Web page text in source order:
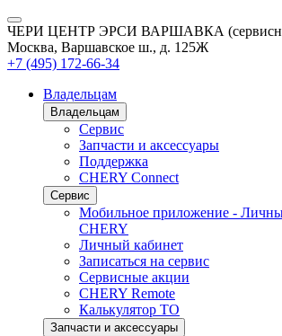
ЧЕРИ ЦЕНТР ЭРСИ ВАРШАВКА
Москва, Варшавское ш., д. 125Ж
+7 (495) 172-66-34
Владельцам
Владельцам
Сервис
Запчасти и аксессуары
Поддержка
CHERY Connect
Сервис
Мобильное приложение -
CHERY
Личный кабинет
Записаться на сервис
Сервисные акции
CHERY Remote
Калькулятор ТО
Запчасти и аксессуары